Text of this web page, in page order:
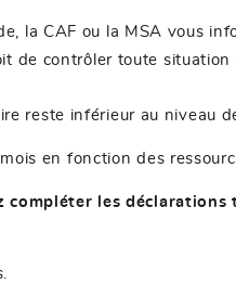
la CAF ou la MSA vous
de contrôler toute
reste inférieur au niveau
en fonction des
les